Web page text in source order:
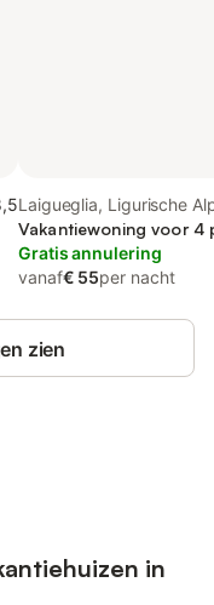
Laigueglia, Ligurische
Vakantiewoning voor 4
Gratis annulering
vanaf€ 55per nacht
zien
in